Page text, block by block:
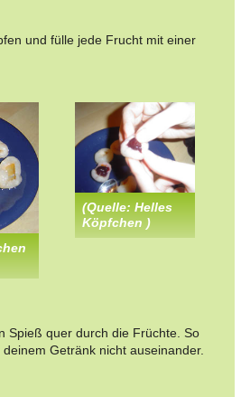
und fülle jede Frucht mit einer
(Quelle: Helles
Köpfchen )
Spieß quer durch die Früchte. So
Getränk nicht auseinander.